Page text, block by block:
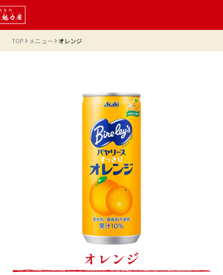
TOP メニュー オレンジ
オレンジ